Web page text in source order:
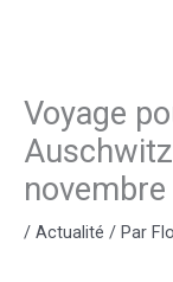
Voyage
novembre
/ Actualité / Par